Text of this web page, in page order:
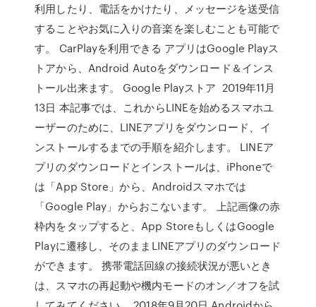
利用したり、電話をかけたり、メッセージを送受信
することやお気に入りの音楽を楽しむことも可能で
す。 CarPlayを利用できる アプリはGoogle Playス
トアから、Android Autoをダウンロード＆インス
トール出来ます。 Google Playストア 2019年11月
13日 本記事では、これからLINEを始めるスマホユ
ーザーのために、LINEアプリをダウンロード、イ
ンストールするまでの手順を紹介します。 LINEア
プリのダウンロードとインストールは、iPhoneで
は「App Store」から、Androidスマホでは
「Google Play」からおこないます。 上記画像の赤
枠内をタップすると、App StoreもしくはGoogle
Playに遷移し、そのままLINEアプリのダウンロード
ができます。 携帯電話回線の接続状況が悪いとき
は、スマホの再起動や機内モードのオン／オフを試